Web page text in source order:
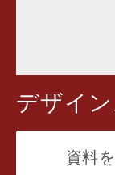
デザイ
資料